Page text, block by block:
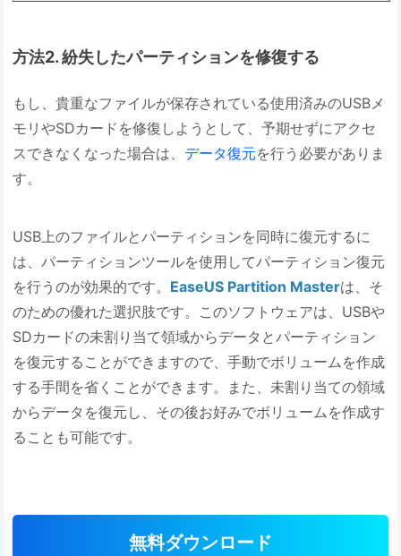
方法2. 紛失したパーティションを修復する
もし、貴重なファイルが保存されている使用済みのUSBメ
モリやSDカードを修復しようとして、予期せずにアクセ
スできなくなった場合は、 データ復元を行う必要がありま
す。
USB上のファイルとパーティションを同時に復元するに
は、パーティションツールを使用してパーティション復元
を行うのが効果的です。 EaseUS Partition Masterは、そ
のための優れた選択肢です。このソフトウェアは、USBや
SDカードの未割り当て領域からデータとパーティション
を復元することができますので、手動でボリュームを作成
する手間を省くことができます。また、未割り当ての領域
からデータを復元し、その後お好みでボリュームを作成す
ることも可能です。
無料ダウンロード